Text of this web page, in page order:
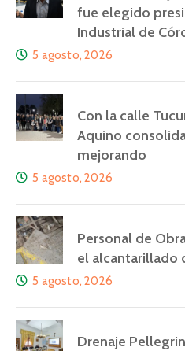
fue elegido
Industrial de
5 agosto, 2026
Con la calle
Aquino
mejorando
5 agosto, 2026
Personal de
el alcantarillado
5 agosto, 2026
Drenaje